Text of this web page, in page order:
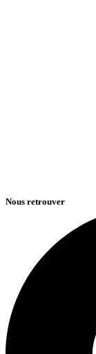
Nous retrouver